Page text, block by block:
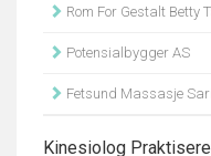
Rom For Gestalt Betty
Potensialbygger AS
Fetsund Massasje
Kinesiolog